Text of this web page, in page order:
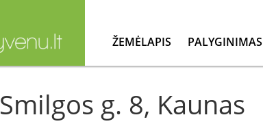
ŽEMĖLAPIS PALYGINIMAS
Smilgos g. 8, Kaunas